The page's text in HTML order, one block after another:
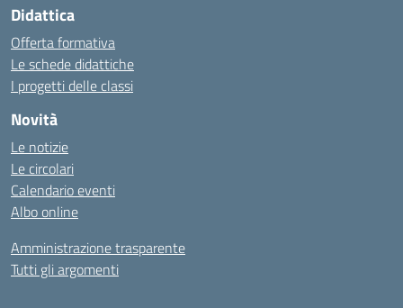
Didattica
Offerta formativa
Le schede didattiche
I progetti delle classi
Novità
Le notizie
Le circolari
Calendario eventi
Albo online
Amministrazione trasparente
Tutti gli argomenti